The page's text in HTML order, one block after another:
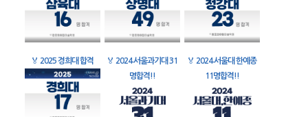
🏅 2025 경희대 합격 🏅 2024 서울과기대 31
명합격!!
🏅 2024 서울대 한예종
11명합격!!